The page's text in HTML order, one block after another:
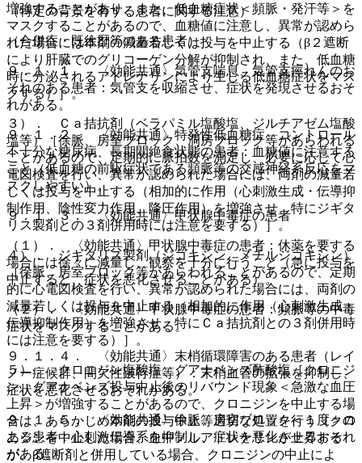
増強することがあり、また、低血糖症状＜頻脈・発汗等＞を
マスクすることがあるので、血糖値に注意し、異常が認めら
れた場合には本剤の減量若しくは投与を中止する（β２遮断
により肝臓でのグリコーゲン分解が抑制され、また、低血糖
時に分泌されるアドレナリンにより生じる低血糖症状をマス
クする）］。
３）． Ｃａ拮抗剤（ベラパミル塩酸塩、ジルチアゼム塩酸
塩等）［徐脈、房室ブロック、洞房ブロック等があらわれる
ことがあるので、定期的に脈拍数を測定し、必要に応じて心
電図検査を行い、異常が認められた場合には、両剤の減量若
しくは投与を中止する（相加的に作用（心刺激生成・伝導抑
制作用、陰性変力作用、降圧作用）を増強させ、特にジギタ
リス製剤との３剤併用時には注意を要する）］。
４）． ジギタリス製剤（ジゴキシン、メチルジゴキシン）
［徐脈、房室ブロック等があらわれることがあるので、定期
的に心電図検査を行い、異常が認められた場合には、両剤の
減量若しくは投与を中止する（相加的に作用（心刺激生成・
伝導抑制作用）を増強させ、特にＣａ拮抗剤との３剤併用時
には注意を要する）］。
５）． クロニジン塩酸塩、グアナベンズ酢酸塩［クロニジ
ン、グアナベンズ投与中止後のリバウンド現象＜急激な血圧
上昇＞が増強することがあるので、クロニジンを中止する場
合は、あらかじめ本剤の投与中止等適切な処置を行う（クロ
ニジンを中止した場合、血中ノルアドレナリンが上昇する
が、β遮断剤と併用している場合、クロニジンの中止によ
（特定の背景を有する患者に関する注意）
（合併症・既往歴等のある患者）
９．１．１． 〈効能共通〉気管支喘息、気管支痙れんのお
それのある患者：気管支を収縮させ、症状を発現させるおそ
れがある。
９．１．２． 〈効能共通〉特発性低血糖症、コントロール
不十分な糖尿病、長期間絶食状態の患者：血糖値に注意する
こと（低血糖の前駆症状である頻脈等の交感神経系反応をマ
スクしやすい）。
９．１．３． 〈効能共通〉甲状腺中毒症の患者
（１）． 〈効能共通〉甲状腺中毒症の患者：休薬を要する
場合には徐々に減量し、観察を十分に行うこと（急に投与を
中止すると、症状を悪化させることがある）。
（２）． 〈効能共通〉甲状腺中毒症の患者：頻脈等の中毒
症状をマスクすることがある。
９．１．４． 〈効能共通〉末梢循環障害のある患者（レイ
ノー症候群、間欠性跛行症等）：末梢血管の拡張を抑制し、
症状を悪化させるおそれがある。
９．１．５． 〈効能共通〉徐脈、房室ブロック＜１度＞の
ある患者：心刺激伝導系を抑制し、症状を悪化させるおそれ
がある。